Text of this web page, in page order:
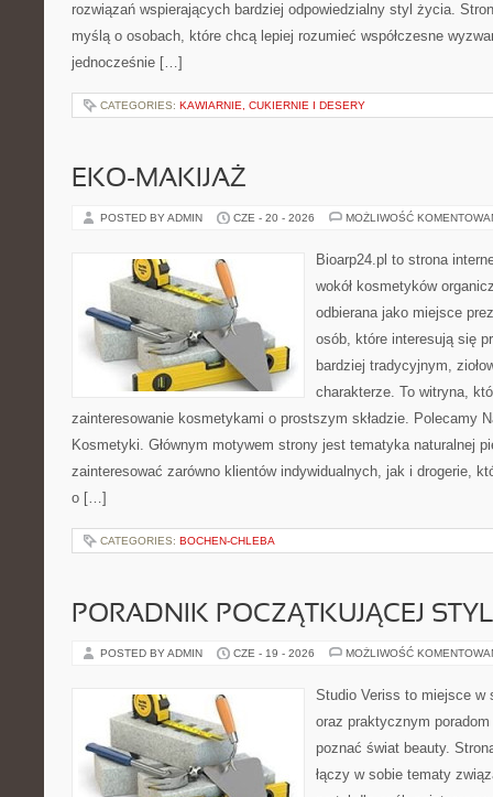
rozwiązań wspierających bardziej odpowiedzialny styl życia.
myślą o osobach, które chcą lepiej rozumieć współczesne
jednocześnie […]
CATEGORIES: KAWIARNIE, CUKIERNIE I DESERY
EKO-MAKIJAŻ
POSTED BY ADMIN CZE - 20 - 2026 MOŻLIWOŚĆ
Bioarp24.pl to strona
wokół kosmetyków
odbierana jako miejsce
osób, które interesują się
bardziej tradycyjnym,
charakterze. To witryna,
zainteresowanie kosmetykami o prostszym składzie. Polecamy
Kosmetyki. Głównym motywem strony jest tematyka naturalnej
zainteresować zarówno klientów indywidualnych, jak i drogerie,
o […]
CATEGORIES: BOCHEN-CHLEBA
PORADNIK POCZĄTKUJĄCEJ
POSTED BY ADMIN CZE - 19 - 2026 MOŻLIWOŚĆ
Studio Veriss to miejsce w
oraz praktycznym
poznać świat beauty.
łączy w sobie tematy